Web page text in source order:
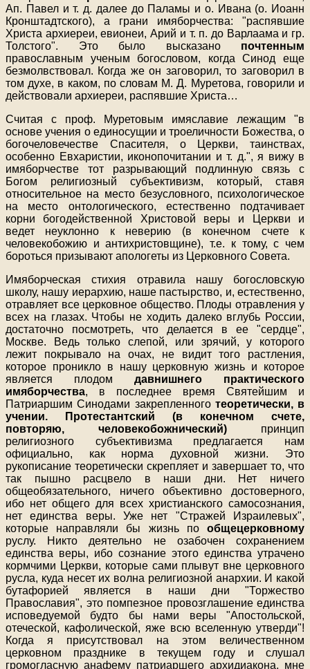
Ап. Павел и т. д. далее до Паламы и о. Ивана (о. Иоанн
Кронштадтского), а грани имяборчества: "распявшие
Христа архиереи, евионеи, Арий и т. п. до Варлаама и гр.
Толстого". Это было высказано почтенным
православным ученым богословом, когда Синод еще
безмолвствовал. Когда же он заговорил, то заговорил в
том духе, в каком, по словам М. Д. Муретова, говорили и
действовали архиереи, распявшие Христа…
Считая с проф. Муретовым имяславие лежащим "в
основе учения о единосущии и троеличности Божества, о
богочеловечестве Спасителя, о Церкви, таинствах,
особенно Евхаристии, иконопочитании и т. д.", я вижу в
имяборчестве тот разрывающий подлинную связь с
Богом религиозный субъективизм, который, ставя
относительное на место безусловного, психологическое
на место онтологического, естественно подтачивает
корни богодейственной Христовой веры и Церкви и
ведет неуклонно к неверию (в конечном счете к
человекобожию и антихристовщине), т.е. к тому, с чем
бороться призывают апологеты из Церковного Совета.
Имяборческая стихия отравила нашу богословскую
школу, нашу иерархию, наше пастырство, и, естественно,
отравляет все церковное общество. Плоды отравления у
всех на глазах. Чтобы не ходить далеко вглубь России,
достаточно посмотреть, что делается в ее "сердце",
Москве. Ведь только слепой, или зрячий, у которого
лежит покрывало на очах, не видит того растления,
которое проникло в нашу церковную жизнь и которое
является плодом давнишнего практического
имяборчества, в последнее время Святейшим и
Патриаршим Синодами закрепленного теоретически, в
учении. Протестантский (в конечном счете,
повторяю, человекобожнический) принцип
религиозного субъективизма предлагается нам
официально, как норма духовной жизни. Это
рукописание теоретически скрепляет и завершает то, что
так пышно расцвело в наши дни. Нет ничего
общеобязательного, ничего объективно достоверного,
ибо нет общего для всех христианского самосознания,
нет единства веры. Уже нет "Стражей Израилевых",
которые направляли бы жизнь по общецерковному
руслу. Никто деятельно не озабочен сохранением
единства веры, ибо сознание этого единства утрачено
кормчими Церкви, которые сами плывут вне церковного
русла, куда несет их волна религиозной анархии. И какой
бутафорией является в наши дни "Торжество
Православия", это помпезное провозглашение единства
исповедуемой будто бы нами веры "Апостольской,
отеческой, кафолической, яже всю вселенную утверди"!
Когда я присутствовал на этом величественном
церковном празднике в текущем году и слушал
громогласную анафему патриаршего архидиакона, мне